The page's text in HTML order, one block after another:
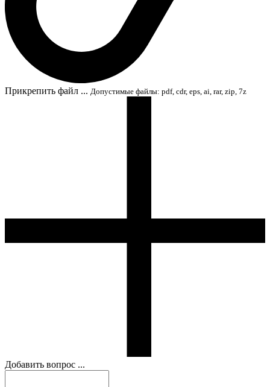
Прикрепить файл ... Допустимые файлы: pdf, cdr, eps, ai, rar, zip, 7z
Добавить вопрос ...